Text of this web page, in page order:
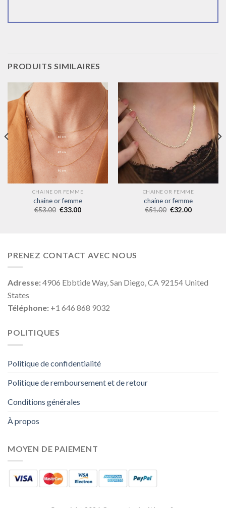
PRODUITS SIMILAIRES
CHAINE OR FEMME
chaine or femme
€53.00 €33.00
CHAINE OR FEMME
chaine or femme
€51.00 €32.00
PRENEZ CONTACT AVEC NOUS
Adresse:4906 Ebbtide Way, San Diego, CA 92154 United
States
Téléphone: +1 646 868 9032
POLITIQUES
Politique de confidentialité
Politique de remboursement et de retour
Conditions générales
À propos
MOYEN DE PAIEMENT